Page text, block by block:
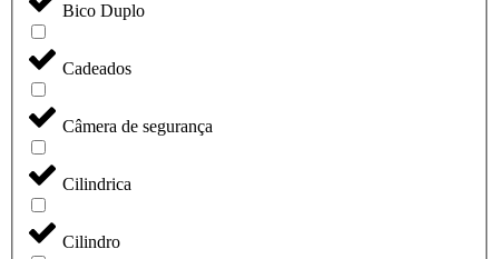
Bico Duplo
Cadeados
Câmera de segurança
Cilindrica
Cilindro